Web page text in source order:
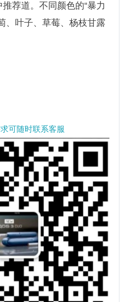
荐道。不同颜色的“暴力
、叶子、草莓、杨枝甘露
可随时联系客服